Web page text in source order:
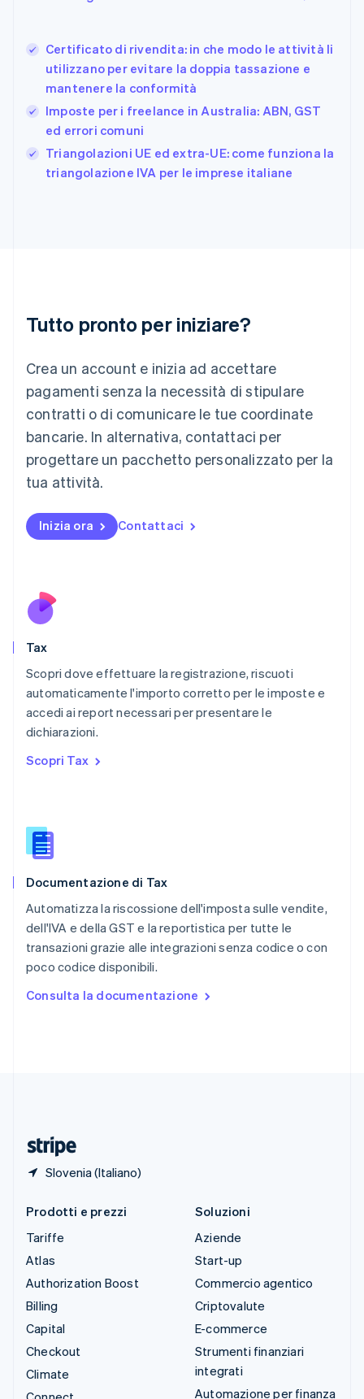
Certificato di rivendita: in che modo le attività li
utilizzano per evitare la doppia tassazione e
mantenere la conformità
Imposte per i freelance in Australia: ABN, GST
ed errori comuni
Triangolazioni UE ed extra-UE: come funziona la
triangolazione IVA per le imprese italiane
Tutto pronto per iniziare?
Crea un account e inizia ad accettare
pagamenti senza la necessità di stipulare
contratti o di comunicare le tue coordinate
bancarie. In alternativa, contattaci per
progettare un pacchetto personalizzato per la
tua attività.
Inizia ora Contattaci
Tax
Scopri dove effettuare la registrazione, riscuoti
automaticamente l'importo corretto per le imposte e
accedi ai report necessari per presentare le
dichiarazioni.
Scopri Tax
Documentazione di Tax
Automatizza la riscossione dell'imposta sulle vendite,
dell'IVA e della GST e la reportistica per tutte le
transazioni grazie alle integrazioni senza codice o con
poco codice disponibili.
Consulta la documentazione
Slovenia (Italiano)
EnglishSvenska
Francia
English
Germania
DeutschEnglish
Giappone
Gibilterra
English
Lettonia
English
DeutschEnglish
Lituania
Français DeutschEnglish
Malaysia
English 简体中文
Malta
Messico
EspañolEnglish
English
Paesi Bassi
English
Portogallo
RAS di Hong Kong, Cina
English简体中文
Regno Unito
English
English
Singapore
Slovacchia
English
Slovenia
Spagna
EspañolEnglish
English Español简体中文
Prodotti e prezzi
Tariffe
Atlas
Authorization Boost
Billing
Capital
Checkout
Climate
Soluzioni
Aziende
Start-up
Commercio agentico
Criptovalute
E-commerce
Strumenti finanziari
integrati
Automazione per finanza